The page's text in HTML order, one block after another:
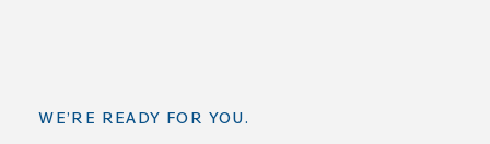
WE’RE READY FOR YOU.